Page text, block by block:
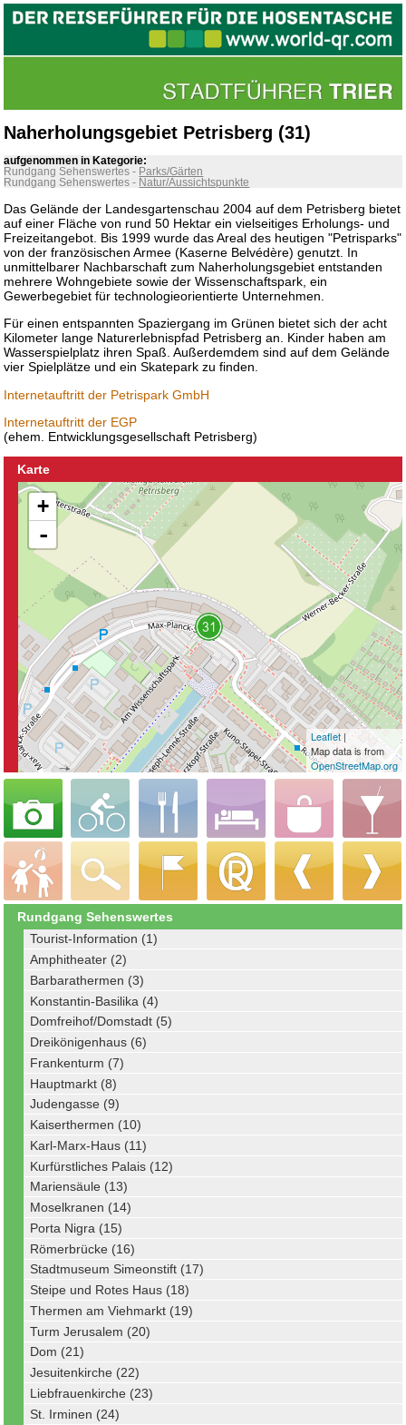
Naherholungsgebiet Petrisberg (31)
aufgenommen in Kategorie:
Rundgang Sehenswertes - Parks/Gärten
Rundgang Sehenswertes - Natur/Aussichtspunkte
Das Gelände der Landesgartenschau 2004 auf dem Petrisberg bietet
auf einer Fläche von rund 50 Hektar ein vielseitiges Erholungs- und
Freizeitangebot. Bis 1999 wurde das Areal des heutigen "Petrisparks"
von der französischen Armee (Kaserne Belvédère) genutzt. In
unmittelbarer Nachbarschaft zum Naherholungsgebiet entstanden
mehrere Wohngebiete sowie der Wissenschaftspark, ein
Gewerbegebiet für technologieorientierte Unternehmen.
Für einen entspannten Spaziergang im Grünen bietet sich der acht
Kilometer lange Naturerlebnispfad Petrisberg an. Kinder haben am
Wasserspielplatz ihren Spaß. Außerdemdem sind auf dem Gelände
vier Spielplätze und ein Skatepark zu finden.
Internetauftritt der Petrispark GmbH
Internetauftritt der EGP
(ehem. Entwicklungsgesellschaft Petrisberg)
Karte
+
-
Leaflet|
Map data is from
OpenStreetMap.org
Rundgang Sehenswertes
Tourist-Information (1)
Amphitheater (2)
Barbarathermen (3)
Konstantin-Basilika (4)
Domfreihof/Domstadt (5)
Dreikönigenhaus (6)
Frankenturm (7)
Hauptmarkt (8)
Judengasse (9)
Kaiserthermen (10)
Karl-Marx-Haus (11)
Kurfürstliches Palais (12)
Mariensäule (13)
Moselkranen (14)
Porta Nigra (15)
Römerbrücke (16)
Stadtmuseum Simeonstift (17)
Steipe und Rotes Haus (18)
Thermen am Viehmarkt (19)
Turm Jerusalem (20)
Dom (21)
Jesuitenkirche (22)
Liebfrauenkirche (23)
St. Irminen (24)